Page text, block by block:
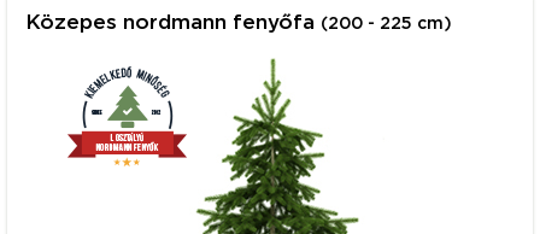
Közepes nordmann fenyőfa (200 - 225 cm)